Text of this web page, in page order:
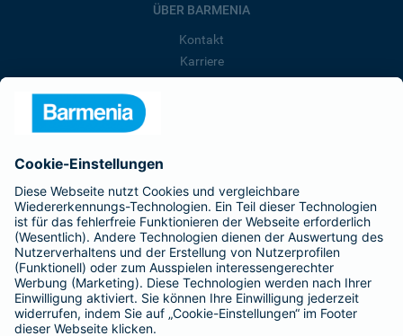
ÜBER BARMENIA
Kontakt
Karriere
Presse
Barmenia ist Teil der BarmeniaGothaer
BELIEBTE SEITEN
Kranken-Zusatzversicherung
Tierversicherungen
Haftpflichtversicherung
Hausratversicherung